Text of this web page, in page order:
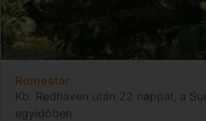
Romestar
Kb. Redhaven után 22 nappal, a
egyidőben